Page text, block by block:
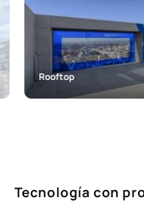
Rooftop
Tecnología con